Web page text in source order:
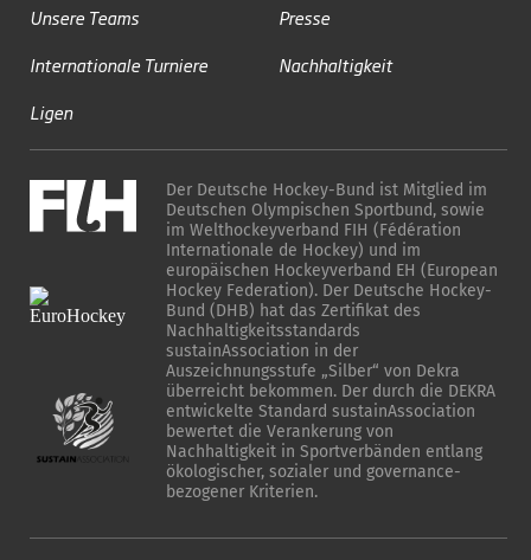
Unsere Teams
Internationale Turniere
Ligen
Presse
Nachhaltigkeit
Der Deutsche Hockey-Bund ist Mitglied im
Deutschen Olympischen Sportbund, sowie
im Welthockeyverband FIH (Fédération
Internationale de Hockey) und im
europäischen Hockeyverband EH (European
Hockey Federation). Der Deutsche Hockey-
Bund (DHB) hat das Zertifikat des
Nachhaltigkeitsstandards
sustainAssociation in der
Auszeichnungsstufe „Silber“ von Dekra
überreicht bekommen. Der durch die DEKRA
entwickelte Standard sustainAssociation
bewertet die Verankerung von
Nachhaltigkeit in Sportverbänden entlang
ökologischer, sozialer und governance-
bezogener Kriterien.